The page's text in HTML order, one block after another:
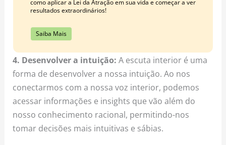
como aplicar a Lei da Atração em sua vida e começar a ver
resultados extraordinários!
Saiba Mais
4. Desenvolver a intuição: A escuta interior é uma
forma de desenvolver a nossa intuição. Ao nos
conectarmos com a nossa voz interior, podemos
acessar informações e insights que vão além do
nosso conhecimento racional, permitindo-nos
tomar decisões mais intuitivas e sábias.